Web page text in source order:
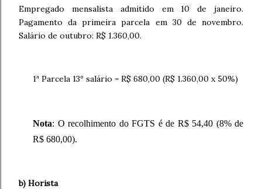
Empregado mensalista admitido em 10 de janeiro.
Pagamento da primeira parcela em 30 de novembro.
Salário de outubro: R$ 1.360,00.
1ª Parcela 13º salário = R$ 680,00 (R$ 1.360,00 x 50%)
Nota: O recolhimento do FGTS é de R$ 54,40 (8% de
R$ 680,00).
b) Horista